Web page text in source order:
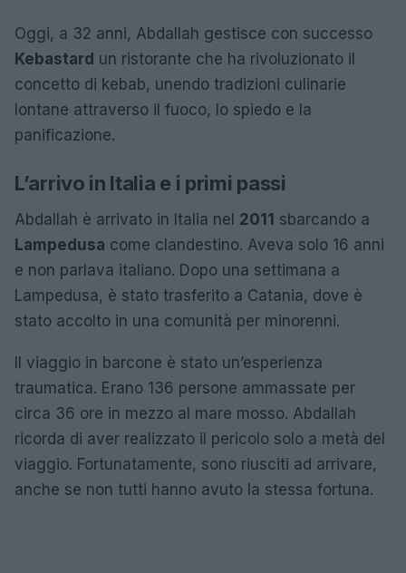
Oggi, a 32 anni, Abdallah gestisce con successo
Kebastard un ristorante che ha rivoluzionato il
concetto di kebab, unendo tradizioni culinarie
lontane attraverso il fuoco, lo spiedo e la
panificazione.
L’arrivo in Italia e i primi passi
Abdallah è arrivato in Italia nel 2011 sbarcando a
Lampedusa come clandestino. Aveva solo 16 anni
e non parlava italiano. Dopo una settimana a
Lampedusa, è stato trasferito a Catania, dove è
stato accolto in una comunità per minorenni.
Il viaggio in barcone è stato un’esperienza
traumatica. Erano 136 persone ammassate per
circa 36 ore in mezzo al mare mosso. Abdallah
ricorda di aver realizzato il pericolo solo a metà del
viaggio. Fortunatamente, sono riusciti ad arrivare,
anche se non tutti hanno avuto la stessa fortuna.